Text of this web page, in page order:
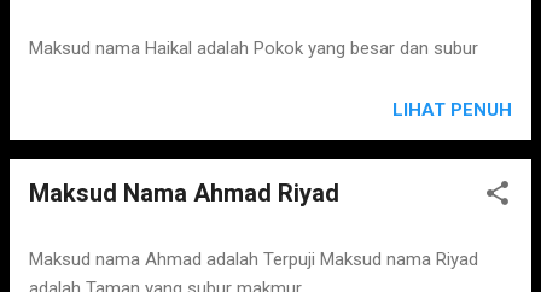
Maksud nama Haikal adalah Pokok yang besar dan subur
LIHAT PENUH
Maksud Nama Ahmad Riyad
Maksud nama Ahmad adalah Terpuji Maksud nama Riyad